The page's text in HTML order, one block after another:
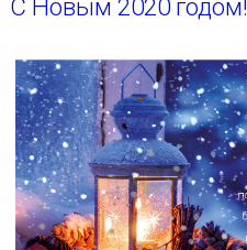
С Новым 2020 годом!